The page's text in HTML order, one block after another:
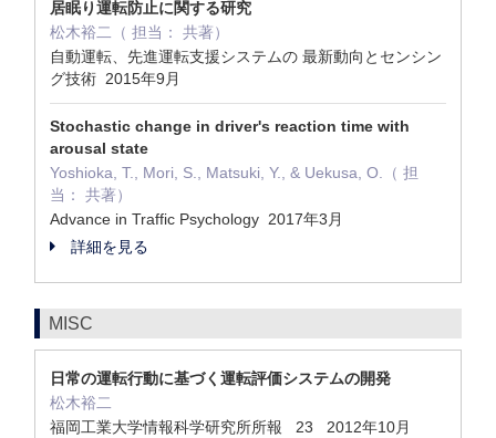
居眠り運転防止に関する研究
松木裕二（ 担当： 共著）
自動運転、先進運転支援システムの 最新動向とセンシン
グ技術 2015年9月
Stochastic change in driver's reaction time with
arousal state
Yoshioka, T., Mori, S., Matsuki, Y., & Uekusa, O.（ 担
当： 共著）
Advance in Traffic Psychology 2017年3月
詳細を見る
MISC
日常の運転行動に基づく運転評価システムの開発
松木裕二
福岡工業大学情報科学研究所所報 23 2012年10月